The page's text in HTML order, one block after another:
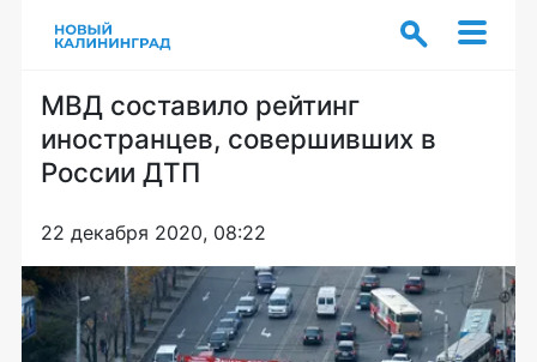
МВД составило рейтинг
иностранцев, совершивших в
России ДТП
22 декабря 2020, 08:22